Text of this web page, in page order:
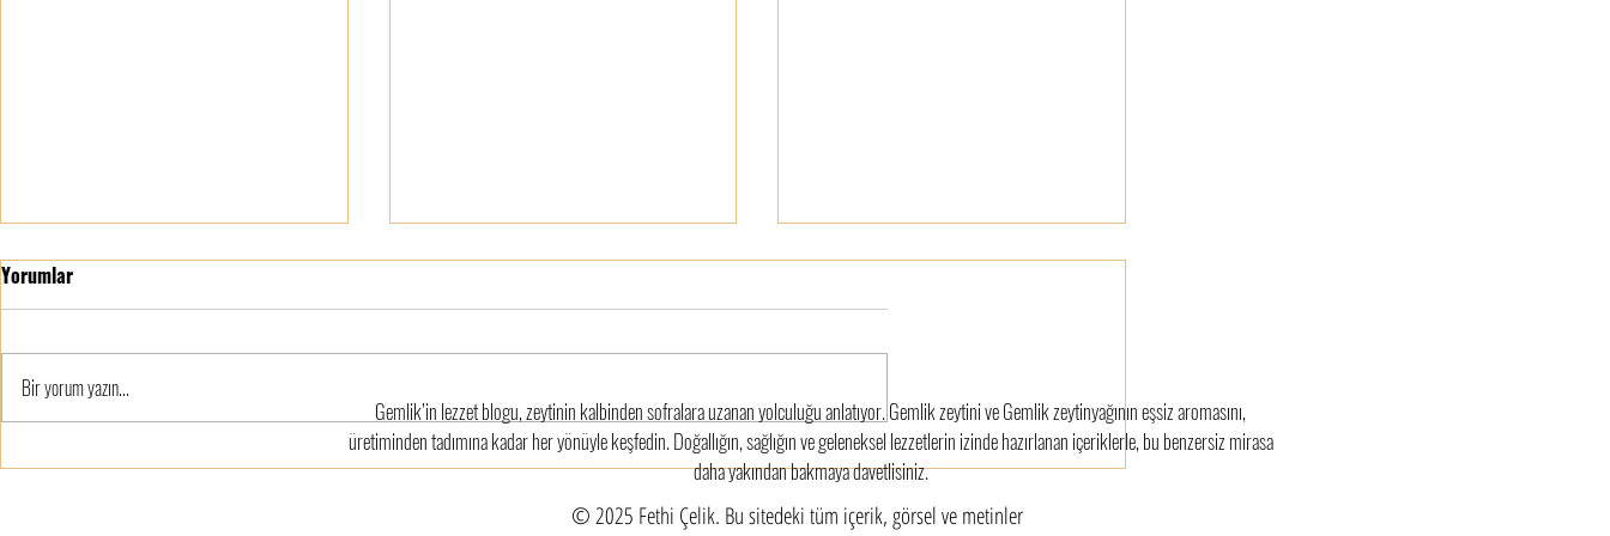
Gemlik Zeytininin Eşsiz
Sofraların Baş Tacı Zeytin:
İşleme Yöntemleri ve Lezzet
Büyük Zeytin Karmaşası:
Gemlik ve Trilye Aynı Şey mi?
Farkları Anlamak
Yorumlar
Bir yorum yazın...
Gemlik’in lezzet blogu, zeytinin kalbinden sofralara uzanan yolculuğu anlatıyor. Gemlik zeytini ve Gemlik zeytinyağının eşsiz aromasını,
üretiminden tadımına kadar her yönüyle keşfedin. Doğallığın, sağlığın ve geleneksel lezzetlerin izinde hazırlanan içeriklerle, bu benzersiz mirasa
daha yakından bakmaya davetlisiniz.
© 2025 Fethi Çelik. Bu sitedeki tüm içerik, görsel ve metinler